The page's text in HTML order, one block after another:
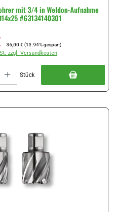
mit 3/4 in Weldon-Aufnahme
#63134140301
36,00 € (13.94% gespart)
zzgl. Versandkosten
Stück